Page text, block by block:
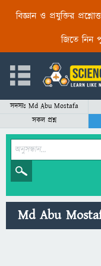
বিজ্ঞান ও প্রযুক্তির
জিতে নিন
সদস্যঃ Md Abu Mostafa
সকল প্রশ্ন
Md Abu